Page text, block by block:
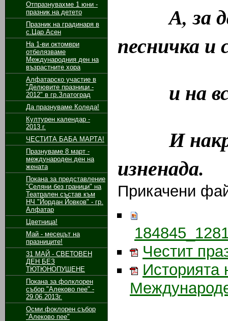
Отпразнувахме 1 юни -
празник на детето
Празник на градинаря в
с.Цар Асен
На 1-ви октомври
отбелязваме
Международния ден на
възрастните хора
Алфатарско участие в
"Делювите празници -
2012" в гр.Златоград
Да празнуваме Коледа!
Културен календар -
2013 г.
ЧЕСТИТА БАБА МАРТА!
Празнуваме 8 март -
международен ден на
жената
Покана за представление
"Селяни без граници" на
Театрален състав към
НЧ "Йордан Йовков" - гр.
Алфатар
Цветница!
Май - месецът на
празниците!
31 МАЙ - СВЕТОВЕН
ДЕН БЕЗ
ТЮТЮНОПУШЕНЕ
Покана за фолклорен
събор "Алеково пее" -
29.06.2013г.
Осми фоклорен събор
"Алеково пее"
А, за да
песничка и
и на
И
изненада.
Прикачени
Честит
Историята